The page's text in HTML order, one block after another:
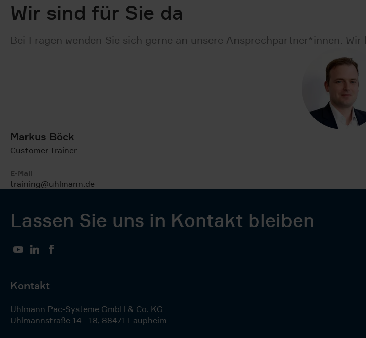
Wir sind für Sie da
Bei Fragen wenden Sie sich gerne an unsere Ansprechpartner*innen.
Markus Böck
Customer Trainer
E-Mail
training@uhlmann.de
Lassen Sie uns in Kontakt bleiben
YouTubeLinkedIn
Kontakt
Uhlmann Pac-Systeme GmbH & Co. KG
Uhlmannstraße 14 - 18, 88471 Laupheim